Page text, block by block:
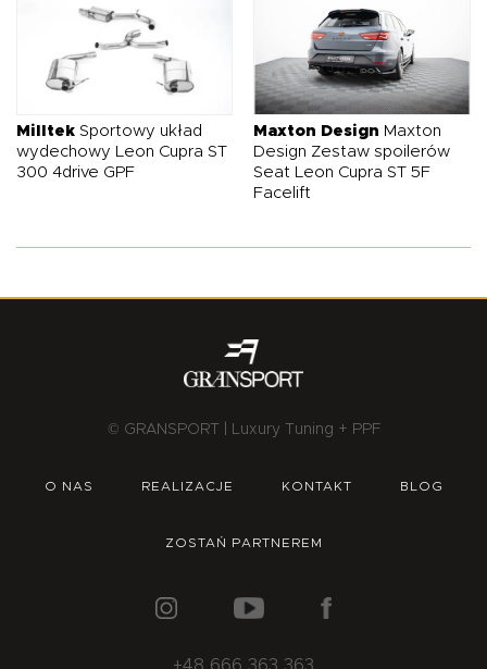
Milltek Sportowy układ
wydechowy Leon Cupra ST
300 4drive GPF
Maxton Design Maxton
Design Zestaw spoilerów
Seat Leon Cupra ST 5F
Facelift
© GRANSPORT | Luxury Tuning + PPF
O NAS REALIZACJE KONTAKT BLOG
ZOSTAŃ PARTNEREM